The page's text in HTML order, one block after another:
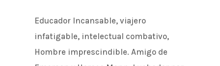
Educador Incansable, viajero
infatigable, intelectual combativo,
Hombre imprescindible. Amigo de